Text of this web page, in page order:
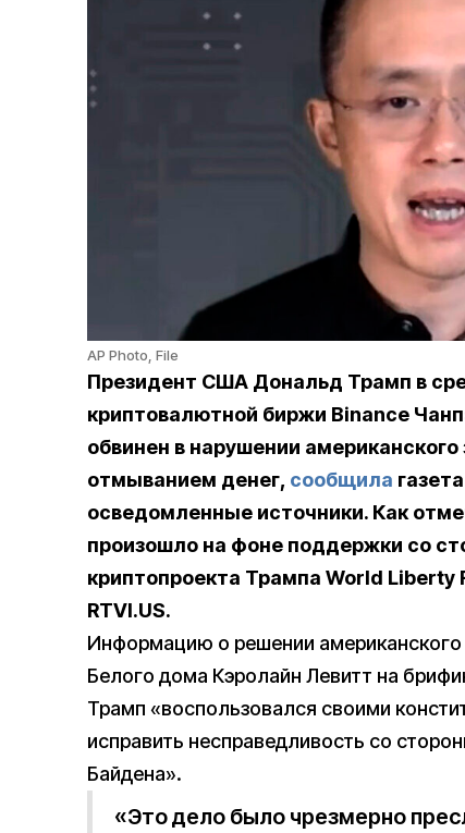
AP Photo, File
Президент США Дональд Трамп в
криптовалютной биржи Binance
обвинен в нарушении
отмыванием денег, сообщила
осведомленные источники. Как
произошло на фоне поддержки со
криптопроекта Трампа World
RTVI.US.
Информацию о решении американского
Белого дома Кэролайн Левитт на
Трамп «воспользовался своими
исправить несправедливость со
Байдена».
«Это дело было чрезмерно